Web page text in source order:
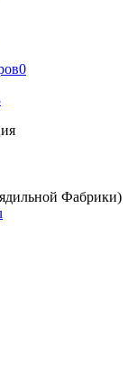
0
Фабрики)